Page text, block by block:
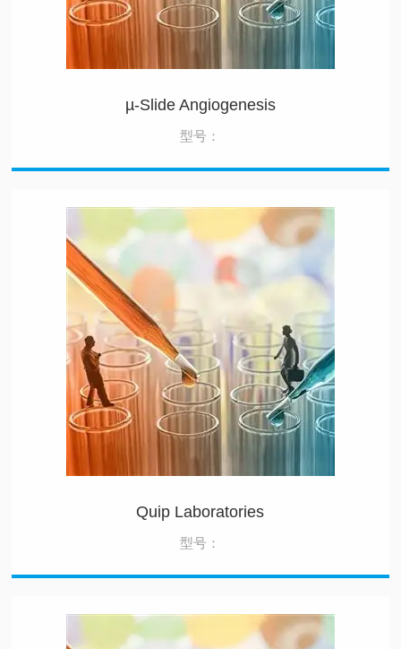
µ-Slide Angiogenesis
型号：
Quip Laboratories
型号：